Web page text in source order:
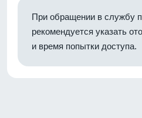
При обращении в службу
рекомендуется указать
и время попытки доступа.